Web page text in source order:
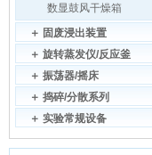
数显鼓风干燥箱
＋ 固废浸出装置
＋ 旋转蒸发仪/反应釜
＋ 振荡器/摇床
＋ 捣碎/分散系列
＋ 实验常规设备